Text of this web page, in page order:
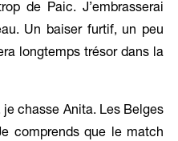
de Paic. J’embrasserai
Un baiser furtif, un peu
longtemps trésor dans la
chasse Anita. Les Belges
comprends que le match